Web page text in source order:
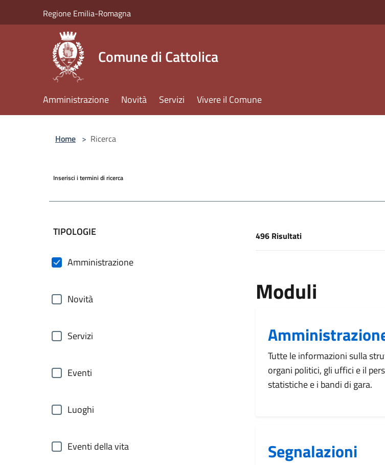
Regione Emilia-Romagna
Comune di Cattolica
Amministrazione Novità Servizi Vivere il Comune
Home > Ricerca
Inserisci i termini di ricerca
filtri da applicare
TIPOLOGIE
Amministrazione
Novità
Servizi
Eventi
Luoghi
Eventi della vita
[results]
496 Risultati
Moduli
Tutte le informazioni sulla
organi politici, gli uffici e il
statistiche e i bandi di gara.
Segnalazioni